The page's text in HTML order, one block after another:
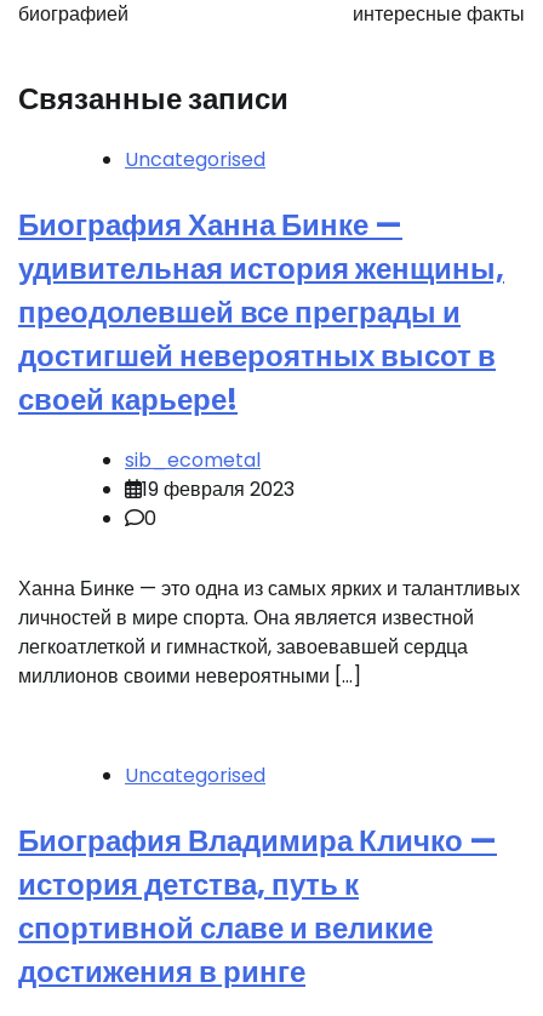
биографией интересные факты
Связанные записи
Uncategorised
Биография Ханна Бинке —
удивительная история женщины,
преодолевшей все преграды и
достигшей невероятных высот в
своей карьере!
sib_ecometal
19 февраля 2023
0
Ханна Бинке — это одна из самых ярких и талантливых
личностей в мире спорта. Она является известной
легкоатлеткой и гимнасткой, завоевавшей сердца
миллионов своими невероятными […]
Uncategorised
Биография Владимира Кличко —
история детства, путь к
спортивной славе и великие
достижения в ринге